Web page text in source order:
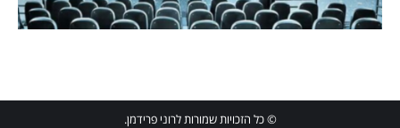
© כל הזכויות שמורות לרוני פרידמן.